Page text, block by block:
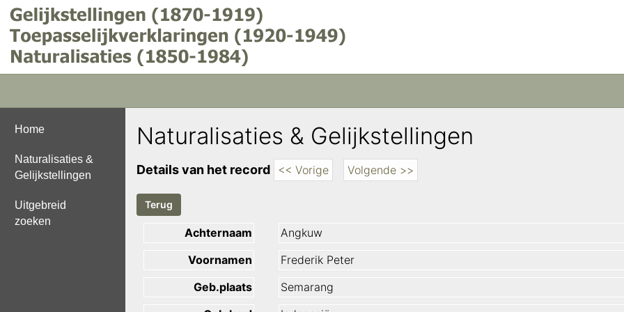
Home
Naturalisaties &
Gelijkstellingen
Uitgebreid
zoeken
Naturalisaties & Gelijkstellingen
Details van het record << Vorige Volgende >>
Achternaam
Angkuw
Voornamen
Frederik Peter
Geb.plaats
Semarang